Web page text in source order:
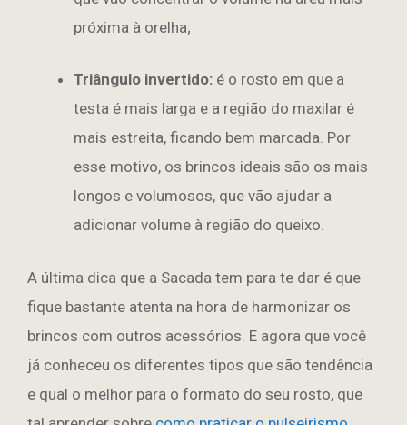
próxima à orelha;
Triângulo invertido: é o rosto em que a
testa é mais larga e a região do maxilar é
mais estreita, ficando bem marcada. Por
esse motivo, os brincos ideais são os mais
longos e volumosos, que vão ajudar a
adicionar volume à região do queixo.
A última dica que a Sacada tem para te dar é que
fique bastante atenta na hora de harmonizar os
brincos com outros acessórios. E agora que você
já conheceu os diferentes tipos que são tendência
e qual o melhor para o formato do seu rosto, que